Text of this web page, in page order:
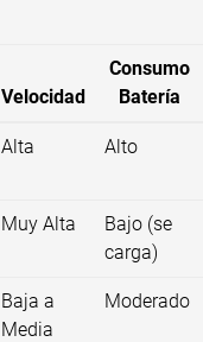
Velocidad
Consumo
Batería
Alta Alto
Muy Alta
Bajo (se
carga)
Baja a
Media
Moderado